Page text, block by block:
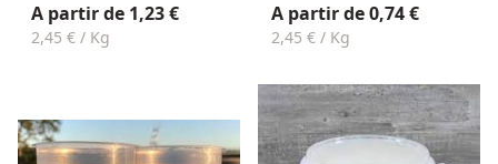
A partir de 1,23 €
2,45 € / Kg
A partir de 0,74 €
2,45 € / Kg